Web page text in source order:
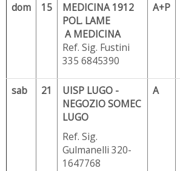
dom 15
MEDICINA 1912
POL. LAME
A MEDICINA
Ref. Sig. Fustini
335 6845390
A+P
sab 21
UISP LUGO -
NEGOZIO SOMEC
LUGO
Ref. Sig.
Gulmanelli 320-
1647768
A